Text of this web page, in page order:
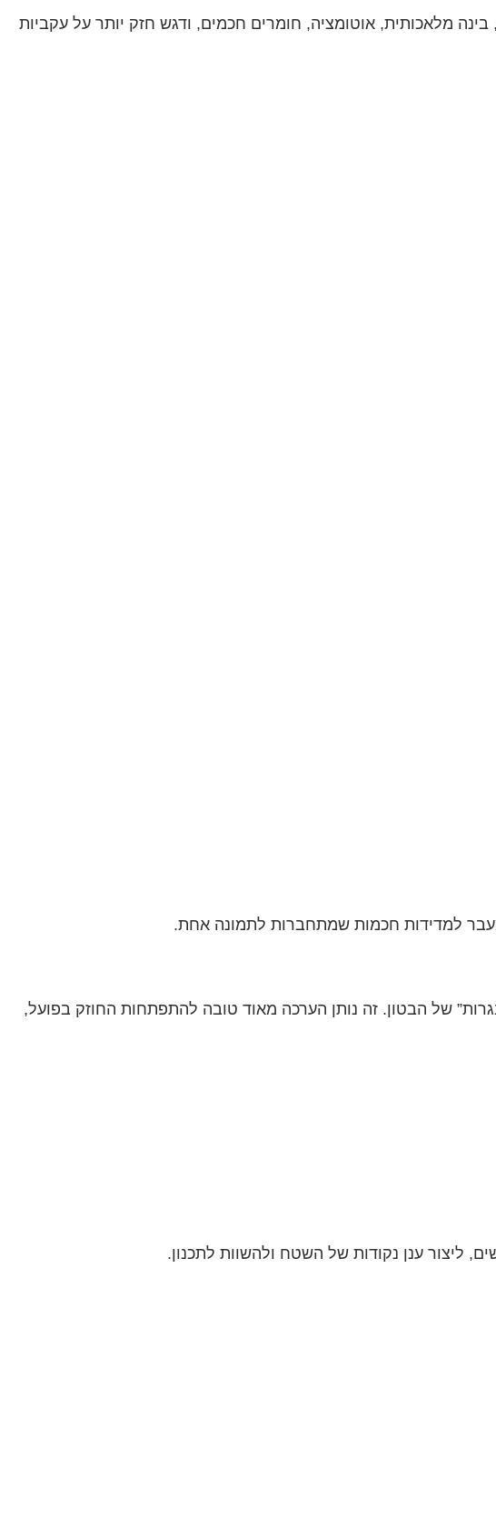
מלאכותית, אוטומציה, חומרים חכמים, ודגש חזק יותר על עקביות
למדידות חכמות שמתחברות לתמונה אחת.
של הבטון. זה נותן הערכה מאוד טובה להתפתחות החוזק בפועל,
ליצור ענן נקודות של השטח ולהשוות לתכנון.